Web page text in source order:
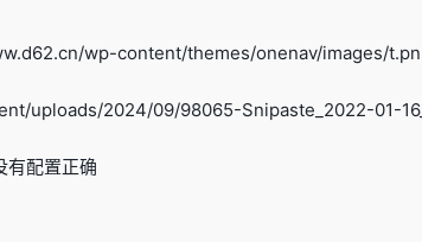
wp-content/themes/onenav/images/t.pn
uploads/2024/09/98065-Snipaste_2022-01-16_
有配置正确